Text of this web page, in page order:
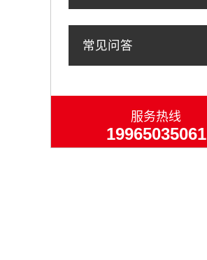
常见问答
服务热线
19965035061